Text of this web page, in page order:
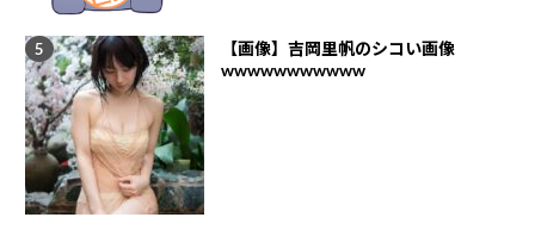
【画像】吉岡里帆のシコい画像
wwwwwwwwwww